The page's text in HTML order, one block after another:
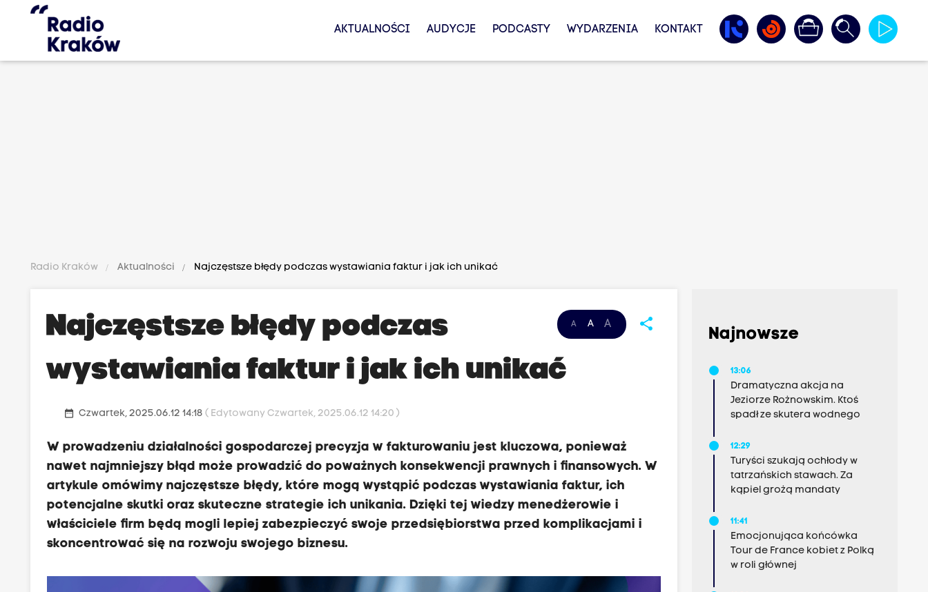
AKTUALNOŚCI AUDYCJE PODCASTY WYDARZENIA KONTAKT
Radio Kraków Aktualności Najczęstsze błędy podczas wystawiania faktur i jak ich unikać
A A A share
Najczęstsze błędy podczas
wystawiania faktur i jak ich unikać
date_range Czwartek, 2025.06.12 14:18( Edytowany Czwartek, 2025.06.12 14:20 )
W prowadzeniu działalności gospodarczej precyzja w fakturowaniu jest kluczowa, ponieważ
nawet najmniejszy błąd może prowadzić do poważnych konsekwencji prawnych i finansowych. W
artykule omówimy najczęstsze błędy, które mogą wystąpić podczas wystawiania faktur, ich
potencjalne skutki oraz skuteczne strategie ich unikania. Dzięki tej wiedzy menedżerowie i
właściciele firm będą mogli lepiej zabezpieczyć swoje przedsiębiorstwa przed komplikacjami i
skoncentrować się na rozwoju swojego biznesu.
Najnowsze
13:06
Dramatyczna akcja na
Jeziorze Rożnowskim. Ktoś
spadł ze skutera wodnego
12:29
Turyści szukają ochłody w
tatrzańskich stawach. Za
kąpiel grożą mandaty
11:41
Emocjonująca końcówka
Tour de France kobiet z Polką
w roli głównej